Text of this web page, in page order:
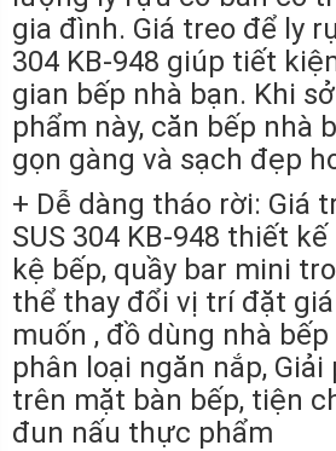
gia đình. Giá treo để ly
304 KB-948 giúp tiết
gian bếp nhà bạn. Khi
phẩm này, căn bếp nhà
gọn gàng và sạch đẹp
+ Dễ dàng tháo rời: Giá
SUS 304 KB-948 thiết
kệ bếp, quầy bar mini
thể thay đổi vị trí đặt
muốn , đồ dùng nhà
phân loại ngăn nắp,
trên mặt bàn bếp, tiện
đun nấu thực phẩm